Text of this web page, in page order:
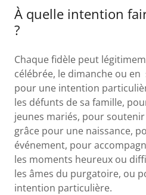
À quelle intention
?
Chaque fidèle peut
célébrée, le dimanche ou en
pour une intention
les défunts de sa famille,
jeunes mariés, pour
grâce pour une naissance,
événement, pour
les moments heureux ou
les âmes du purgatoire, ou
intention particulière.